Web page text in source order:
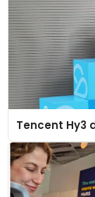
Tencent Hy3